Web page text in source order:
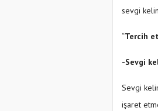
sevgi
“Tercih
-Sevgi
Sevgi
işaret